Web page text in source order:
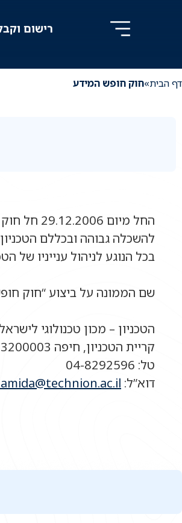
רישום
דף הבית»חוק חופש המידע
להשכלה גבוהה ובכללם
בכל הנוגע לניהול ענייניו של
שם הממונה על ביצוע “חוק
הטכניון – מכון טכנולוגי לישראל
קריית הטכניון, חיפה 3200003
טל: 04-8292596
דוא”ל: